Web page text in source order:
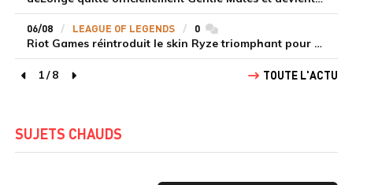
06/08 LEAGUE OF LEGENDS 0commentaires
Riot Games réintroduit le skin Ryze triomphant pour récompenser la scène amateur
page précédente
1/8
page suivante
TOUTE L'ACTU
SUJETS CHAUDS